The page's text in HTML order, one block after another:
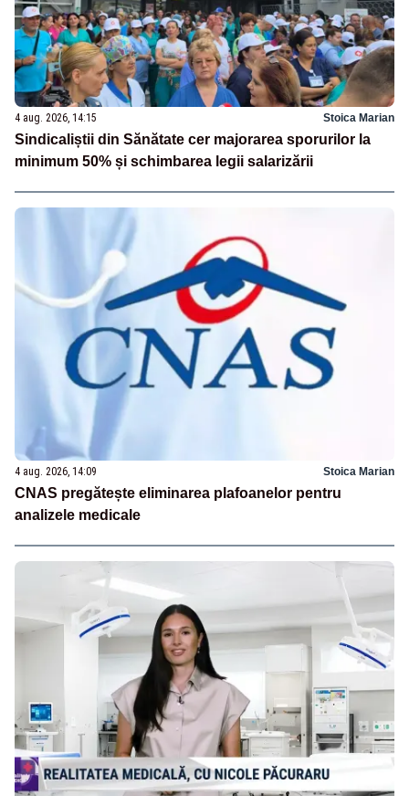
4 aug. 2026, 14:15 Stoica Marian
Sindicaliștii din Sănătate cer majorarea sporurilor la
minimum 50% și schimbarea legii salarizării
4 aug. 2026, 14:09 Stoica Marian
CNAS pregătește eliminarea plafoanelor pentru
analizele medicale